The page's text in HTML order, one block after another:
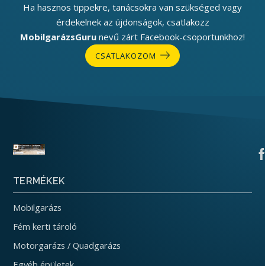
Ha hasznos tippekre, tanácsokra van szükséged vagy
érdekelnek az újdonságok, csatlakozz
MobilgarázsGuru nevű zárt Facebook-csoportunkhoz!
CSATLAKOZOM
TERMÉKEK
Mobilgarázs
Fém kerti tároló
Motorgarázs / Quadgarázs